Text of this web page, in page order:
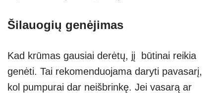
Šilauogių genėjimas
Kad krūmas gausiai derėtų, jį būtinai reikia
genėti. Tai rekomenduojama daryti pavasarį,
kol pumpurai dar neišbrinkę. Jei vasarą ar